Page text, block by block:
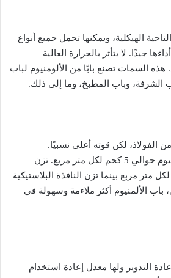
الهيكلية، ويمكنها تحمل جميع أنواع
جيدًا. لا يتأثر بالحرارة العالية
السمات تصنع بابًا من الألومنيوم لباب
الشرفة، وباب المطبخ، وما إلى ذلك.
تبلغ كثافة الألومنيوم 1/3 من الفولاذ، لكن قوته أعلى نسبيًا.
بالمقارنة، وزن باب الألمنيوم حوالي 5 كجم لكل متر مربع. تزن
الفولاذية 10 كجم لكل متر مربع بينما تزن النافذة البلاستيكية
باب الألمنيوم أكثر ملاءمة وسهولة في
التدوير ولها معدل إعادة استخدام